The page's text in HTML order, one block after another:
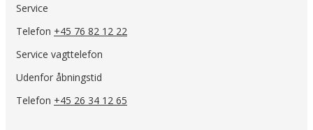
Service
Telefon +45 76 82 12 22
Service vagttelefon
Udenfor åbningstid
Telefon +45 26 34 12 65